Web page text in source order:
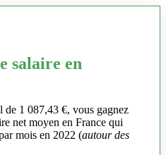
salaire en
de 1 087,43 €, vous gagnez
net moyen en France qui
mois en 2022 (autour des